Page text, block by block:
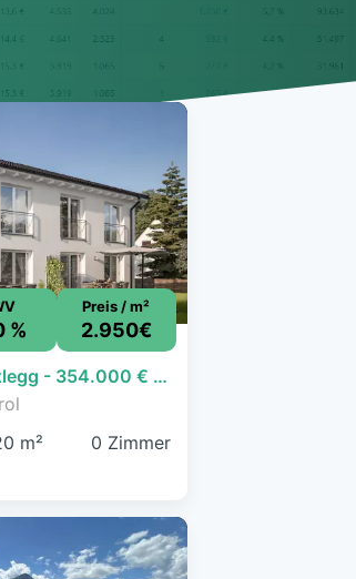
%
Preis / m²
2.950€
Haus zum Kauf - Brixlegg - 354.000 € - 120 m²
m² 0 Zimmer